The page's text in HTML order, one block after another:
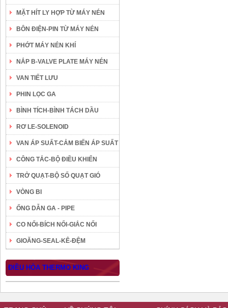
MẶT HÍT LY HỢP TỪ MÁY NÉN
BÔN ĐIỆN-PIN TỪ MÁY NÉN
PHỚT MÁY NÉN KHÍ
NẮP B-VALVE PLATE MÁY NÉN
VAN TIẾT LƯU
PHIN LỌC GA
BÌNH TÍCH-BÌNH TÁCH DẦU
RƠ LE-SOLENOID
VAN ÁP SUẤT-CẢM BIẾN ÁP SUẤT
CÔNG TẮC-BỘ ĐIỀU KHIỂN
TRỞ QUẠT-BỘ SỐ QUẠT GIÓ
VÒNG BI
ỐNG DẪN GA - PIPE
CO NỐI-BÍCH NỐI-GIẮC NỐI
GIOĂNG-SEAL-KÊ-ĐỆM
ĐIỀU HÒA THERMO KING